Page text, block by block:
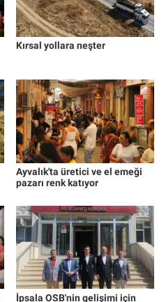
Kırsal yollara neşter
Ayvalık'ta üretici ve el emeği
pazarı renk katıyor
İpsala OSB'nin gelişimi için